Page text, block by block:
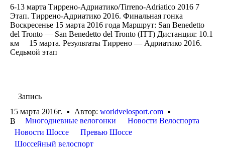
6-13 марта Тиррено-Адриатико/Tirreno-Adriatico 2016 7
Этап. Тиррено-Адриатико 2016. Финальная гонка
Воскресенье 15 марта 2016 года Маршрут: San Benedetto
del Tronto — San Benedetto del Tronto (ITT) Дистанция: 10.1
км 15 марта. Результаты Тиррено — Адриатико 2016.
Седьмой этап
Запись
15 марта 2016г.
Автор: worldvelosport.com
В
Многодневные велогонки
Новости Велоспорта
Новости Шоссе
Превью Шоссе
Шоссейный велоспорт